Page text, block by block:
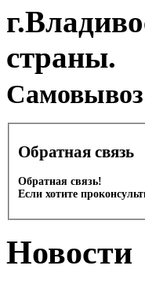
страны.
Обратная связь
Обратная связь!
Если хотите
Новости